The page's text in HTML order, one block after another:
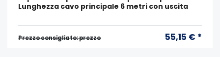
Lunghezza cavo principale 6 metri con uscita
Prezzo consigliato: prezzo 55,15 € *